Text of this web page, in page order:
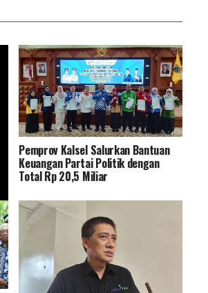
Pemprov Kalsel Salurkan Bantuan
Keuangan Partai Politik dengan
Total Rp 20,5 Miliar